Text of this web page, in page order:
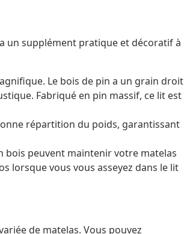
un supplément pratique et décoratif à
Le bois de pin a un grain droit
Fabriqué en pin massif, ce lit est
répartition du poids, garantissant
bois peuvent maintenir votre matelas
lorsque vous vous asseyez dans le lit
de matelas. Vous pouvez